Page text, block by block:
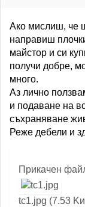
Ако мислиш, че
направиш
майстор и си
получи добре,
много.
Аз лично
и подаване на
съхраняване
Реже дебели и
Прикачен
tc1.jpg (7.53